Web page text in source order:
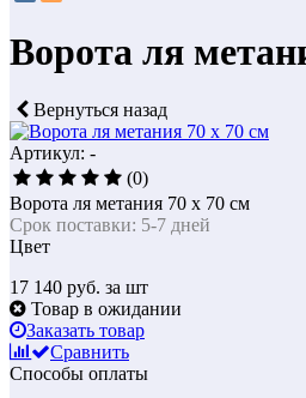
Ворота ля
Вернуться назад
Артикул: -
(0)
Ворота ля метания 70 x 70 см
Срок поставки: 5-7 дней
Цвет
17 140 руб. за шт
Товар в ожидании
Заказать товар
Сравнить
Способы оплаты